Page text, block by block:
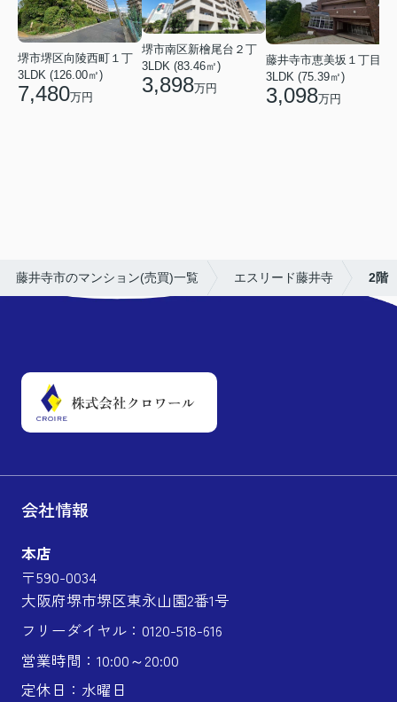
堺市堺区向陵西町１丁
3LDK (126.00㎡)
7,480万円
堺市南区新檜尾台２丁
3LDK (83.46㎡)
3,898万円
藤井寺市恵美坂１丁目
3LDK (75.39㎡)
3,098万円
藤井寺市のマンション(売買)一覧 エスリード藤井寺 2階
会社情報
本店
〒590-0034
大阪府堺市堺区東永山園2番1号
フリーダイヤル：0120-518-616
営業時間：10:00～20:00
定休日：水曜日